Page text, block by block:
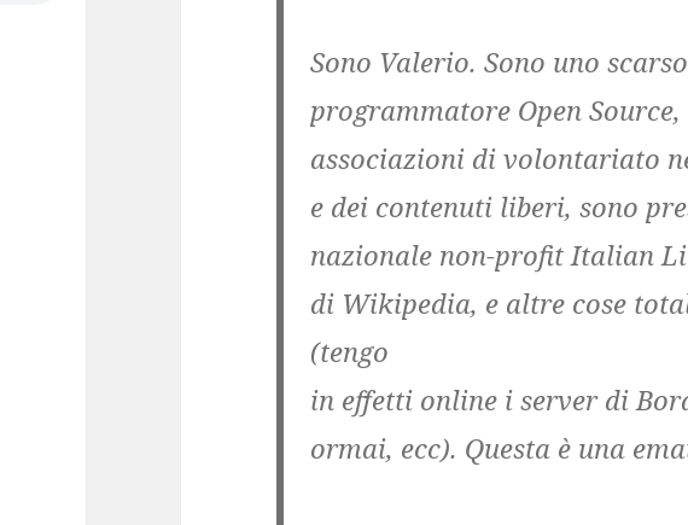
Sono Valerio. Sono uno
programmatore Open
associazioni di volontariato
e dei contenuti liberi, sono
nazionale non-profit Italian
di Wikipedia, e altre cose
(tengo
in effetti online i server di
ormai, ecc). Questa è una